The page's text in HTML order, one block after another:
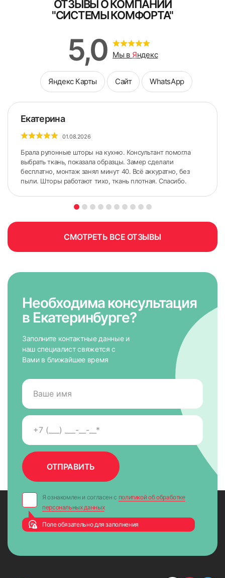
на разном уровне
измерьте ширину по стыкам штапика и рамы;
ширину необходимо передавать как размер «по ткани»;
измерьте высоту по стыками штапика и рамы;
высоты необходимо вычесть 2 см.
Если откосы подшиты слишком близко к стеклу, то
рекомендуется консультация специалиста.
или изменения схемы замера
Заполните форму
В кратчайшее рабочее время с Вами свяжутся для
уточнений детали выезда
Я ознакомлен и согласен сполитикой об обработке
Поле обязательно для заполнения
ОТЗЫВЫ О КОМПАНИИ
"СИСТЕМЫ КОМФОРТА"
5,0 Мы в Яндекс
Яндекс Карты Сайт WhatsApp
Екатерина
01.08.2026
Брала рулонные шторы на кухню. Консультант помогла
выбрать ткань, показала образцы. Замер сделали
бесплатно, монтаж занял минут 40. Всё аккуратно, без
пыли. Шторы работают тихо, ткань плотная. Спасибо.
СМОТРЕТЬ ВСЕ ОТЗЫВЫ
Необходима консультация
в Екатеринбурге?
Заполните контактные данные и
наш специалист свяжется с
Вами в ближайшее время
Я ознакомлен и согласен с политикой об обработке
персональных данных
Поле обязательно для заполнения